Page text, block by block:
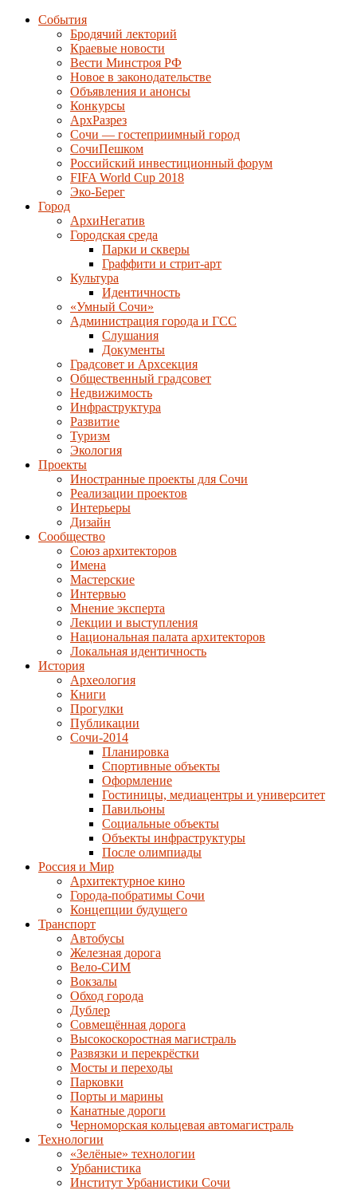
События
Бродячий лекторий
Краевые новости
Вести Минстроя РФ
Новое в законодательстве
Объявления и анонсы
Конкурсы
АрхРазрез
Сочи — гостеприимный город
СочиПешком
Российский инвестиционный форум
FIFA World Cup 2018
Эко-Берег
Город
АрхиНегатив
Городская среда
Парки и скверы
Граффити и стрит-арт
Культура
Идентичность
«Умный Сочи»
Администрация города и ГСС
Слушания
Документы
Градсовет и Архсекция
Общественный градсовет
Недвижимость
Инфраструктура
Развитие
Туризм
Экология
Проекты
Иностранные проекты для Сочи
Реализации проектов
Интерьеры
Дизайн
Сообщество
Союз архитекторов
Имена
Мастерские
Интервью
Мнение эксперта
Лекции и выступления
Национальная палата архитекторов
Локальная идентичность
История
Археология
Книги
Прогулки
Публикации
Сочи-2014
Планировка
Спортивные объекты
Оформление
Гостиницы, медиацентры и университет
Павильоны
Социальные объекты
Объекты инфраструктуры
После олимпиады
Россия и Мир
Архитектурное кино
Города-побратимы Сочи
Концепции будущего
Транспорт
Автобусы
Железная дорога
Вело-СИМ
Вокзалы
Обход города
Дублер
Совмещённая дорога
Высокоскоростная магистраль
Развязки и перекрёстки
Мосты и переходы
Парковки
Порты и марины
Канатные дороги
Черноморская кольцевая автомагистраль
Технологии
«Зелёные» технологии
Урбанистика
Институт Урбанистики Сочи